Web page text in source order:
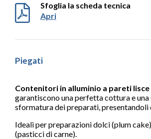
Sfoglia la scheda tecnica
Apri
Piegati
Contenitori in alluminio a pareti
garantiscono una perfetta cottura e una
sformatura dei preparati, presentandoli
Ideali per preparazioni dolci (plum
(pasticci di carne).